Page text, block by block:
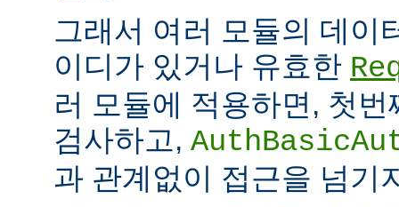
그래서 여러 모듈의 데이
이디가 있거나 유효한
러 모듈에 적용하면, 첫
검사하고,
과 관계없이 접근을 넘기